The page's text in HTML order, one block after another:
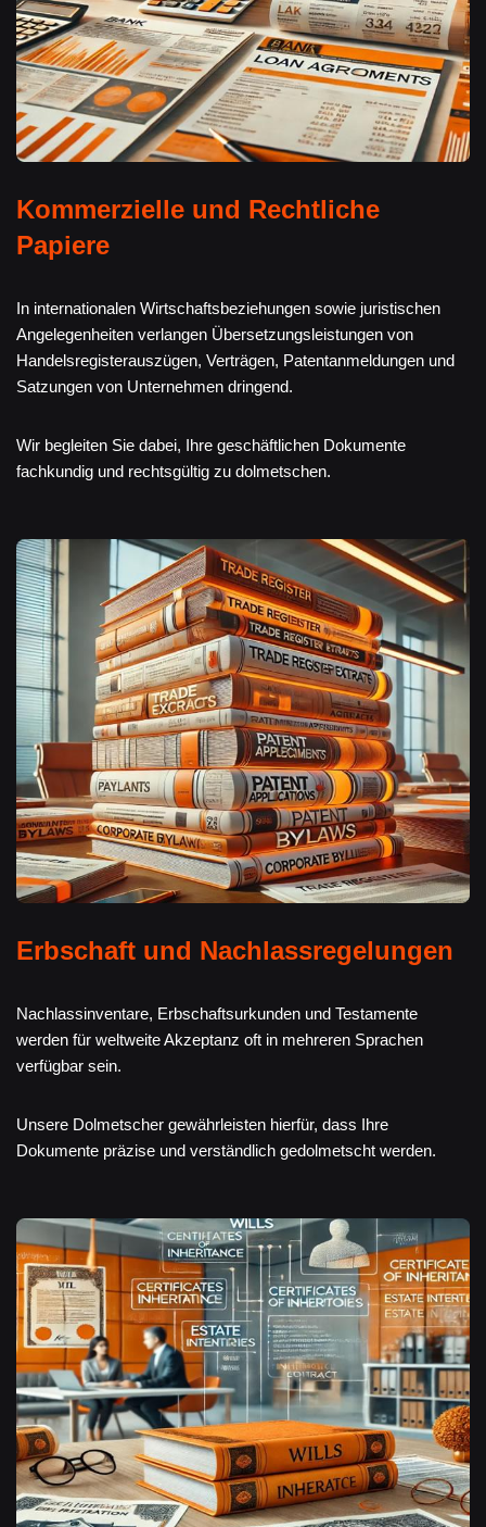
Kommerzielle und Rechtliche
Papiere
In internationalen Wirtschaftsbeziehungen sowie juristischen
Angelegenheiten verlangen Übersetzungsleistungen von
Handelsregisterauszügen, Verträgen, Patentanmeldungen und
Satzungen von Unternehmen dringend.
Wir begleiten Sie dabei, Ihre geschäftlichen Dokumente
fachkundig und rechtsgültig zu dolmetschen.
Erbschaft und Nachlassregelungen
Nachlassinventare, Erbschaftsurkunden und Testamente
werden für weltweite Akzeptanz oft in mehreren Sprachen
verfügbar sein.
Unsere Dolmetscher gewährleisten hierfür, dass Ihre
Dokumente präzise und verständlich gedolmetscht werden.